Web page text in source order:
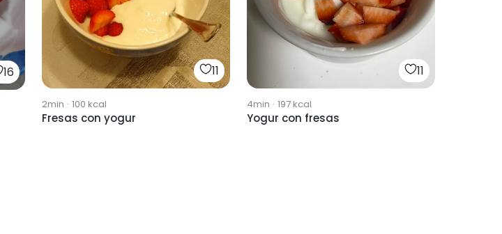
16 11
2min · 100 kcal
Fresas con yogur
11
4min · 197kcal
Yogur con fresas